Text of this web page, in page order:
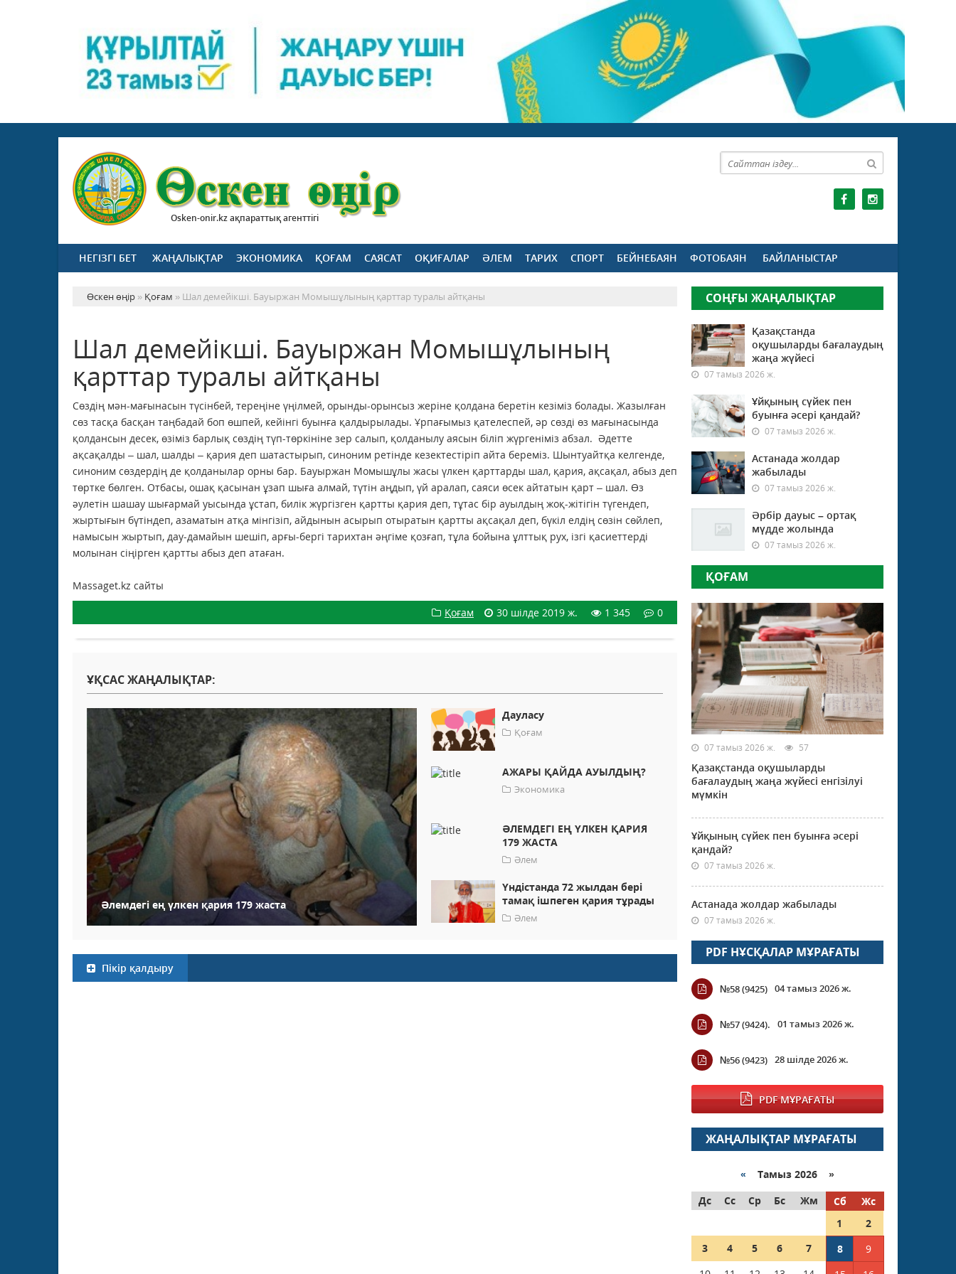
Osken-onir.kz ақпараттық агенттігі
НЕГІЗГІ БЕТ ЖАҢАЛЫҚТАР ЭКОНОМИКА ҚОҒАМ САЯСАТ ОҚИҒАЛАР ӘЛЕМ ТАРИХ СПОРТ БЕЙНЕБАЯН ФОТОБАЯН БАЙЛАНЫСТАР
Өскен өңір » Қоғам » Шал демейікші. Бауыржан Момышұлының қарттар туралы айтқаны
Шал демейікші. Бауыржан Момышұлының
қарттар туралы айтқаны
Сөздің мән-мағынасын түсінбей, тереңіне үңілмей, орынды-орынсыз жеріне қолдана беретін кезіміз болады. Жазылған
сөз тасқа басқан таңбадай боп өшпей, кейінгі буынға қалдырылады. Ұрпағымыз қателеспей, әр сөзді өз мағынасында
қолдансын десек, өзіміз барлық сөздің түп-төркініне зер салып, қолданылу аясын біліп жүргеніміз абзал. Әдетте
ақсақалды – шал, шалды – қария деп шатастырып, синоним ретінде кезектестіріп айта береміз. Шынтуайтқа келгенде,
синоним сөздердің де қолданылар орны бар. Бауыржан Момышұлы жасы үлкен қарттарды шал, қария, ақсақал, абыз деп
төртке бөлген. Отбасы, ошақ қасынан ұзап шыға алмай, түтін аңдып, үй аралап, саяси өсек айтатын қарт – шал. Өз
әулетін шашау шығармай уысында ұстап, билік жүргізген қартты қария деп, тұтас бір ауылдың жоқ-жітігін түгендеп,
жыртығын бүтіндеп, азаматын атқа мінгізіп, айдынын асырып отыратын қартты ақсақал деп, бүкіл елдің сөзін сөйлеп,
намысын жыртып, дау-дамайын шешіп, арғы-бергі тарихтан әңгіме қозғап, тұла бойына ұлттық рух, ізгі қасиеттерді
молынан сіңірген қартты абыз деп атаған.
Massaget.kz сайты
Қоғам
30 шілде 2019 ж. 1 345 0
ҰҚСАС ЖАҢАЛЫҚТАР:
Әлемдегі ең үлкен қария 179 жаста
Дауласу
Қоғам
АЖАРЫ ҚАЙДА АУЫЛДЫҢ?
Экономика
ӘЛЕМДЕГІ ЕҢ ҮЛКЕН ҚАРИЯ
179 ЖАСТА
Әлем
Үндістанда 72 жылдан бері
тамақ ішпеген қария тұрады
Әлем
Пікір қалдыру
СОҢҒЫ ЖАҢАЛЫҚТАР
Қазақстанда
оқушыларды бағалаудың
жаңа жүйесі
07 тамыз 2026 ж.
Ұйқының сүйек пен
буынға әсері қандай?
07 тамыз 2026 ж.
Астанада жолдар
жабылады
07 тамыз 2026 ж.
Әрбір дауыс – ортақ
мүдде жолында
07 тамыз 2026 ж.
ҚОҒАМ
07 тамыз 2026 ж. 57
Қазақстанда оқушыларды
бағалаудың жаңа жүйесі енгізілуі
мүмкін
Ұйқының сүйек пен буынға әсері
қандай?
07 тамыз 2026 ж.
Астанада жолдар жабылады
07 тамыз 2026 ж.
PDF НҰСҚАЛАР МҰРАҒАТЫ
№58 (9425) 04 тамыз 2026 ж.
№57 (9424). 01 тамыз 2026 ж.
№56 (9423) 28 шілде 2026 ж.
PDF МҰРАҒАТЫ
ЖАҢАЛЫҚТАР МҰРАҒАТЫ
« Тамыз 2026 »
Дс
Сс Ср Бс Жм Сб
Жс
1
2
3
4 5 6 7 8
9